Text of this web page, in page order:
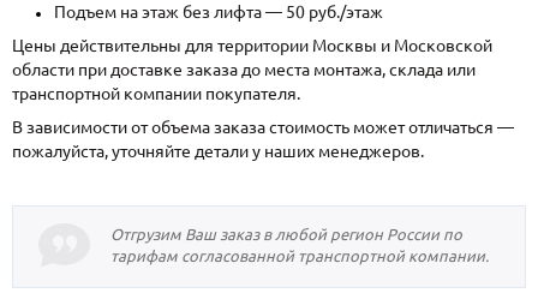
Подъем на этаж без лифта — 50 руб./этаж
Цены действительны для территории Москвы и Московской
области при доставке заказа до места монтажа, склада или
транспортной компании покупателя.
В зависимости от объема заказа стоимость может отличаться —
пожалуйста, уточняйте детали у наших менеджеров.
Отгрузим Ваш заказ в любой регион России по
тарифам согласованной транспортной компании.